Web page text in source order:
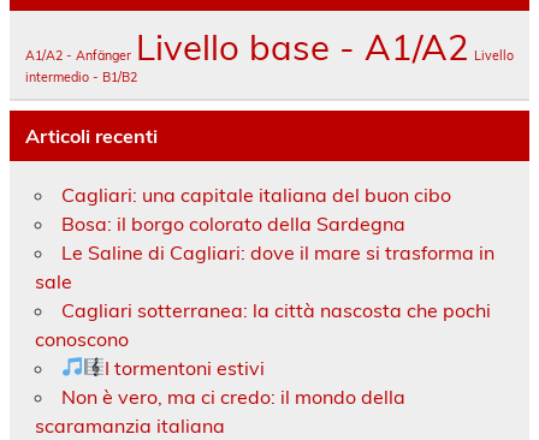
A1/A2 - Anfänger Livello base - A1/A2 Livello
intermedio - B1/B2
Articoli recenti
Cagliari: una capitale italiana del buon cibo
Bosa: il borgo colorato della Sardegna
Le Saline di Cagliari: dove il mare si trasforma in
sale
Cagliari sotterranea: la città nascosta che pochi
conoscono
I tormentoni estivi
Non è vero, ma ci credo: il mondo della
scaramanzia italiana